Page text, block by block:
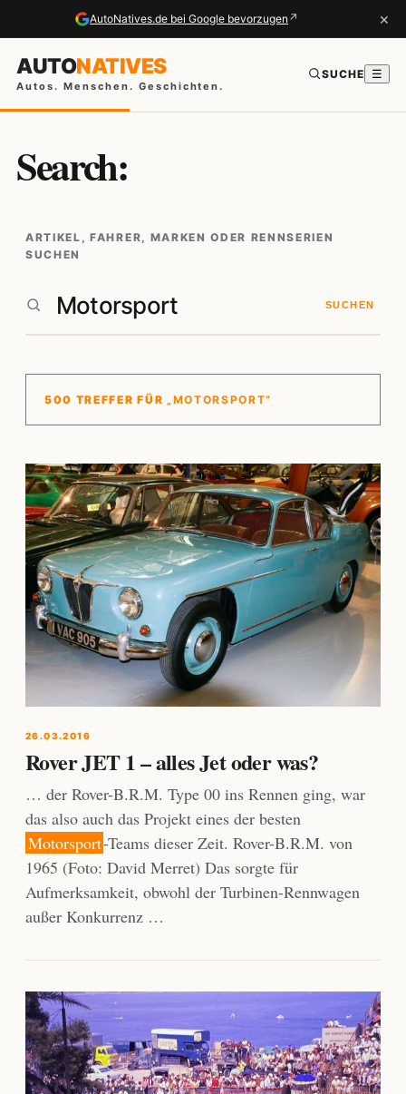
AutoNatives.de bei Google bevorzugen ↗ ×
AUTONATIVES
Autos. Menschen. Geschichten.
SUCHE ☰
Search:
ARTIKEL, FAHRER, MARKEN ODER RENNSERIEN
SUCHEN
SUCHEN
500 TREFFER FÜR „MOTORSPORT“
26.03.2016
Rover JET 1 – alles Jet oder was?
… der Rover-B.R.M. Type 00 ins Rennen ging, war
das also auch das Projekt eines der besten
Motorsport-Teams dieser Zeit. Rover-B.R.M. von
1965 (Foto: David Merret) Das sorgte für
Aufmerksamkeit, obwohl der Turbinen-Rennwagen
außer Konkurrenz …